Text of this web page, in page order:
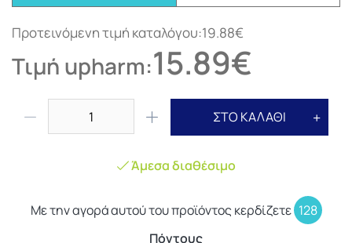
Προτεινόμενη τιμή καταλόγου:19.88€
Τιμή upharm:15.89€
ΣΤΟ ΚΑΛΑΘΙ
Άμεσα διαθέσιμο
Με την αγορά αυτού του προϊόντος κερδίζετε 128
Πόντους